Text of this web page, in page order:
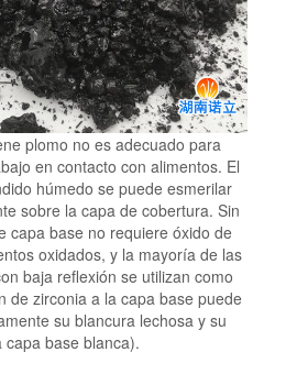
plomo no es adecuado para
en contacto con alimentos. El
húmedo se puede esmerilar
sobre la capa de cobertura. Sin
capa base no requiere óxido de
oxidados, y la mayoría de las
baja reflexión se utilizan como
de zirconia a la capa base puede
su blancura lechosa y su
capa base blanca).